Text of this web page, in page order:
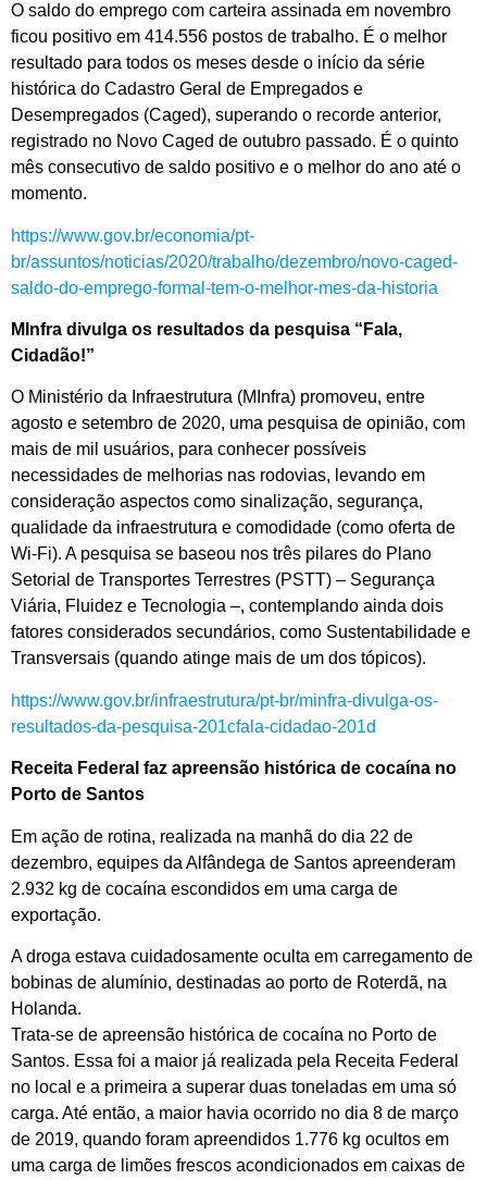
O saldo do emprego com carteira assinada em novembro
ficou positivo em 414.556 postos de trabalho. É o melhor
resultado para todos os meses desde o início da série
histórica do Cadastro Geral de Empregados e
Desempregados (Caged), superando o recorde anterior,
registrado no Novo Caged de outubro passado. É o quinto
mês consecutivo de saldo positivo e o melhor do ano até o
momento.
https://www.gov.br/economia/pt-
br/assuntos/noticias/2020/trabalho/dezembro/novo-caged-
saldo-do-emprego-formal-tem-o-melhor-mes-da-historia
MInfra divulga os resultados da pesquisa “Fala,
Cidadão!”
O Ministério da Infraestrutura (MInfra) promoveu, entre
agosto e setembro de 2020, uma pesquisa de opinião, com
mais de mil usuários, para conhecer possíveis
necessidades de melhorias nas rodovias, levando em
consideração aspectos como sinalização, segurança,
qualidade da infraestrutura e comodidade (como oferta de
Wi-Fi). A pesquisa se baseou nos três pilares do Plano
Setorial de Transportes Terrestres (PSTT) – Segurança
Viária, Fluidez e Tecnologia –, contemplando ainda dois
fatores considerados secundários, como Sustentabilidade e
Transversais (quando atinge mais de um dos tópicos).
https://www.gov.br/infraestrutura/pt-br/minfra-divulga-os-
resultados-da-pesquisa-201cfala-cidadao-201d
Receita Federal faz apreensão histórica de cocaína no
Porto de Santos
Em ação de rotina, realizada na manhã do dia 22 de
dezembro, equipes da Alfândega de Santos apreenderam
2.932 kg de cocaína escondidos em uma carga de
exportação.
A droga estava cuidadosamente oculta em carregamento de
bobinas de alumínio, destinadas ao porto de Roterdã, na
Holanda.
Trata-se de apreensão histórica de cocaína no Porto de
Santos. Essa foi a maior já realizada pela Receita Federal
no local e a primeira a superar duas toneladas em uma só
carga. Até então, a maior havia ocorrido no dia 8 de março
de 2019, quando foram apreendidos 1.776 kg ocultos em
uma carga de limões frescos acondicionados em caixas de